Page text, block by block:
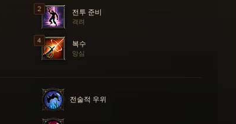
전투 준비
격려
복수
앙심
전술적 우위